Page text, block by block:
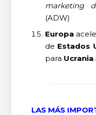
marketing
(ADW)
Europa
de Estados
para Ucrania
LAS MÁS